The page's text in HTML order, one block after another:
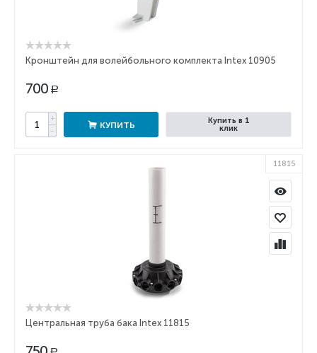
Кронштейн для волейбольного комплекта Intex 10905
700 Р
+
−
КУПИТЬ
Купить в 1
клик
11815
Центральная труба бака Intex 11815